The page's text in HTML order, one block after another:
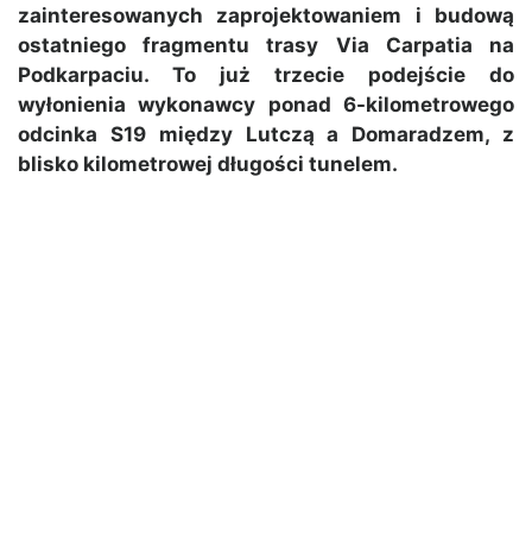
zainteresowanych zaprojektowaniem i budową
ostatniego fragmentu trasy Via Carpatia na
Podkarpaciu. To już trzecie podejście do
wyłonienia wykonawcy ponad 6-kilometrowego
odcinka S19 między Lutczą a Domaradzem, z
blisko kilometrowej długości tunelem.